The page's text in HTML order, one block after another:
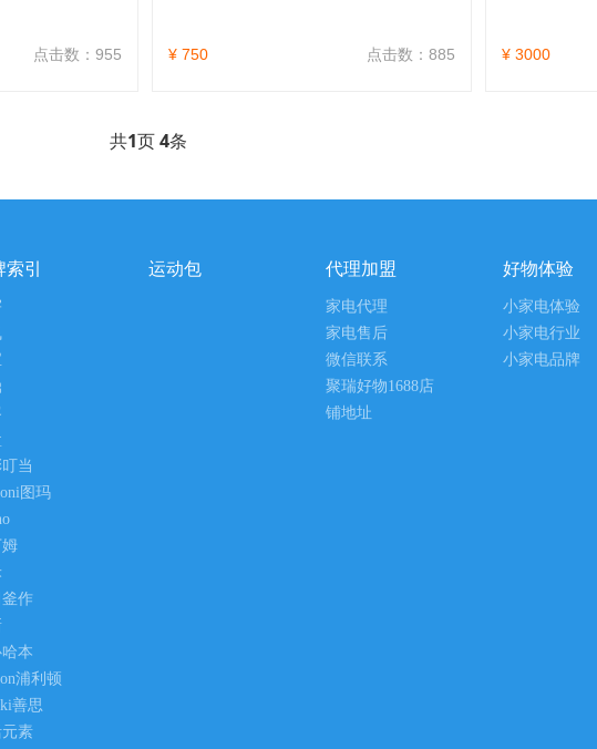
点击数：955 点击数：885
¥ 750 ¥ 3000
共1页4条
索引
当
图玛
作
本
浦利顿
善思
素
运动包 代理加盟
家电代理
家电售后
微信联系
聚瑞好物1688店
铺地址
好物体验
小家电体验
小家电行业
小家电品牌